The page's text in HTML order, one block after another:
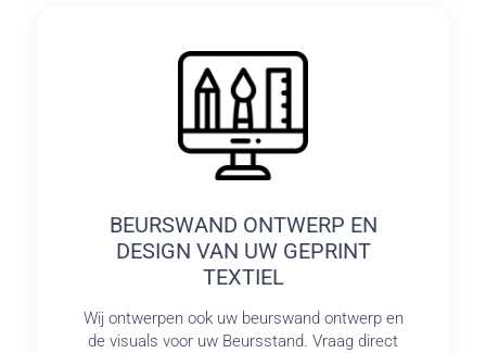
BEURSWAND ONTWERP EN
DESIGN VAN UW GEPRINT
TEXTIEL
Wij ontwerpen ook uw beurswand ontwerp en
de visuals voor uw Beursstand. Vraag direct